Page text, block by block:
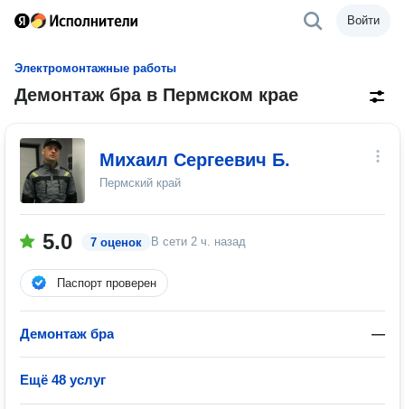
Войти
Электромонтажные работы
Демонтаж бра в Пермском крае
Михаил Сергеевич Б.
Пермский край
5.0 7 оценок В сети 2 ч. назад
Паспорт проверен
Демонтаж бра —
Ещё 48 услуг